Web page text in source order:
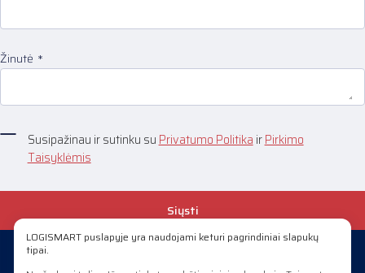
Žinutė
Susipažinau ir sutinku su Privatumo Politika irPirkimo
Taisyklėmis
Siųsti
+370 658 29908
LOGISMART puslapyje yra naudojami keturi pagrindiniai slapukų
tipai.